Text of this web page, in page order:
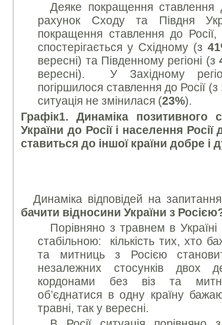
Деяке покращення ставлення
рахунок Сходу та Півдня
покращення ставлення до
спостерігається у Східному (з
вересні) та Південному регіоні (з
вересні). У Західному
погіршилося ставлення до Росії (з
ситуація не змінилася (23%).
Графік1. Динаміка позитивного
України до Росії і населення
ставиться до іншої країни добре і
Динаміка відповідей на
бачити відносини України з
Порівняно з травнем в
стабільною: кількість тих, хто
та митниць з Росією
незалежних стосунків двох
кордонами без віз та
об’єднатися в одну країну
травні, так у вересні.